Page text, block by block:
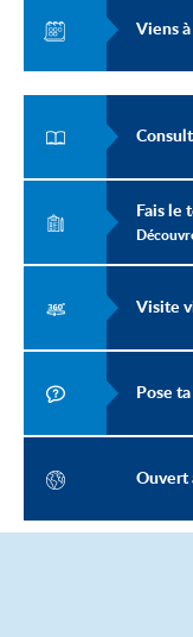
Viens
Fais le
Visite
Pose
Ouvert